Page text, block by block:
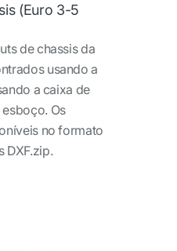
(Euro 3-5
de chassis da
usando a
a caixa de
Os
no formato
DXF.zip.